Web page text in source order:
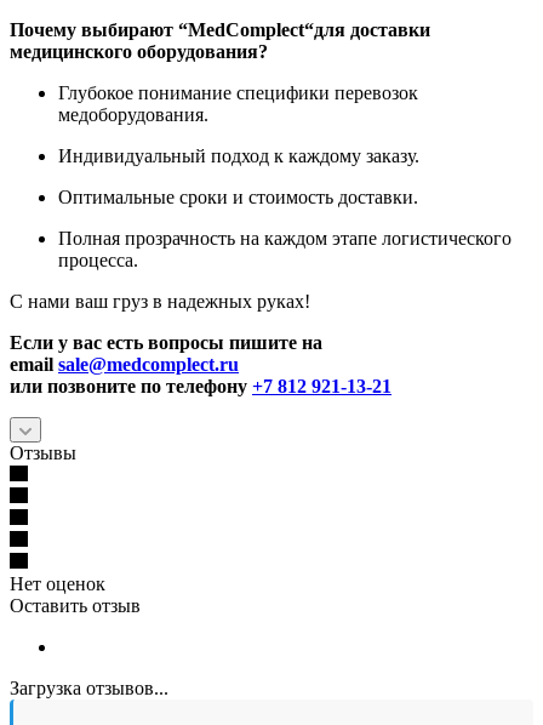
Почему выбирают “MedComplect“для доставки
медицинского оборудования?
Глубокое понимание специфики перевозок
медоборудования.
Индивидуальный подход к каждому заказу.
Оптимальные сроки и стоимость доставки.
Полная прозрачность на каждом этапе логистического
процесса.
С нами ваш груз в надежных руках!
Если у вас есть вопросы пишите на
email sale@medcomplect.ru
или позвоните по телефону +7 812 921-13-21
Отзывы
Нет оценок
Оставить отзыв
Загрузка отзывов...